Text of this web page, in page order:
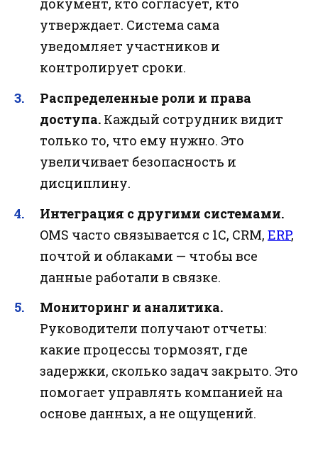
документ, кто согласует, кто
утверждает. Система сама
уведомляет участников и
контролирует сроки.
Распределенные роли и права
доступа. Каждый сотрудник видит
только то, что ему нужно. Это
увеличивает безопасность и
дисциплину.
Интеграция с другими системами.
OMS часто связывается с 1С, CRM, ERP,
почтой и облаками — чтобы все
данные работали в связке.
Мониторинг и аналитика.
Руководители получают отчеты:
какие процессы тормозят, где
задержки, сколько задач закрыто. Это
помогает управлять компанией на
основе данных, а не ощущений.